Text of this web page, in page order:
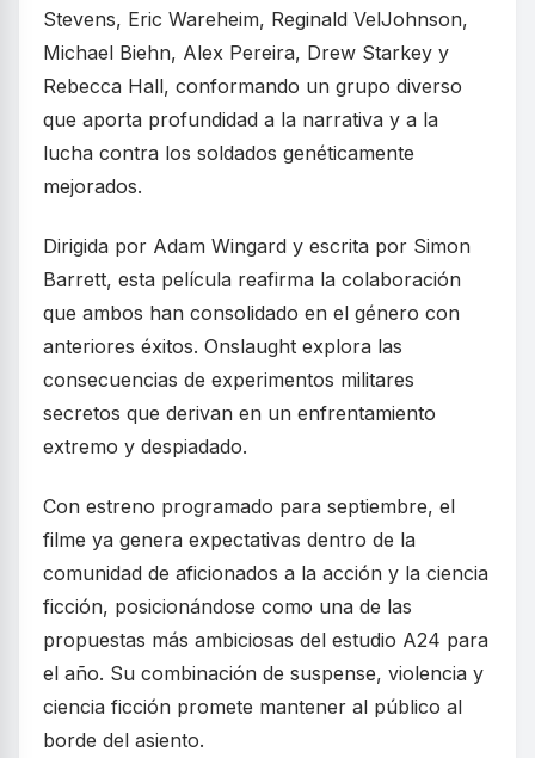
Stevens, Eric Wareheim, Reginald VelJohnson,
Michael Biehn, Alex Pereira, Drew Starkey y
Rebecca Hall, conformando un grupo diverso
que aporta profundidad a la narrativa y a la
lucha contra los soldados genéticamente
mejorados.
Dirigida por Adam Wingard y escrita por Simon
Barrett, esta película reafirma la colaboración
que ambos han consolidado en el género con
anteriores éxitos. Onslaught explora las
consecuencias de experimentos militares
secretos que derivan en un enfrentamiento
extremo y despiadado.
Con estreno programado para septiembre, el
filme ya genera expectativas dentro de la
comunidad de aficionados a la acción y la ciencia
ficción, posicionándose como una de las
propuestas más ambiciosas del estudio A24 para
el año. Su combinación de suspense, violencia y
ciencia ficción promete mantener al público al
borde del asiento.